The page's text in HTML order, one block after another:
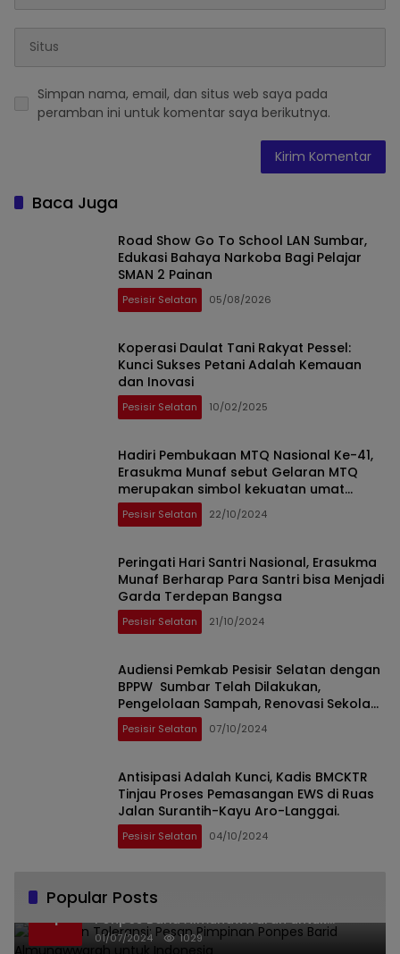
Simpan nama, email, dan situs web saya pada
peramban ini untuk komentar saya berikutnya.
Baca Juga
Road Show Go To School LAN Sumbar,
Edukasi Bahaya Narkoba Bagi Pelajar
SMAN 2 Painan
Pesisir Selatan 05/08/2026
Koperasi Daulat Tani Rakyat Pessel:
Kunci Sukses Petani Adalah Kemauan
dan Inovasi
Pesisir Selatan 10/02/2025
Hadiri Pembukaan MTQ Nasional Ke-41,
Erasukma Munaf sebut Gelaran MTQ
merupakan simbol kekuatan umat
Islam.
Pesisir Selatan 22/10/2024
Peringati Hari Santri Nasional, Erasukma
Munaf Berharap Para Santri bisa Menjadi
Garda Terdepan Bangsa
Pesisir Selatan 21/10/2024
Audiensi Pemkab Pesisir Selatan dengan
BPPW Sumbar Telah Dilakukan,
Pengelolaan Sampah, Renovasi Sekolah
dan Konstruksi Pasca Bencana Menjadi
Prioritas
Pesisir Selatan 07/10/2024
Antisipasi Adalah Kunci, Kadis BMCKTR
Tinjau Proses Pemasangan EWS di Ruas
Jalan Surantih-Kayu Aro-Langgai.
Pesisir Selatan 04/10/2024
Popular Posts
1
Islam dan Toleransi: Pesan Pimpinan
Ponpes Barid Almunawwarah untuk
Indonesia
01/07/2024 1029